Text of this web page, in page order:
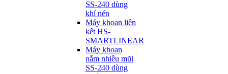
SS-240 dùng
khí nén
Máy khoan liên
kết HS-
SMARTLINEAR
Máy khoan
nằm nhiều mũi
SS-240 dùng